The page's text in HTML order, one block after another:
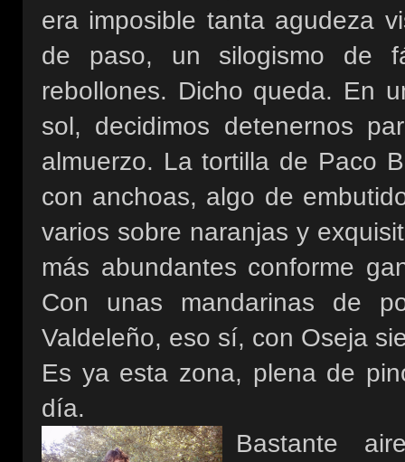
era imposible tanta agudeza
de paso, un silogismo de
rebollones. Dicho queda. En
sol, decidimos detenernos
almuerzo. La tortilla de Paco
con anchoas, algo de
varios sobre naranjas y
más abundantes conforme
Con unas mandarinas de
Valdeleño, eso sí, con Oseja
Es ya esta zona, plena de
día.
Bastante